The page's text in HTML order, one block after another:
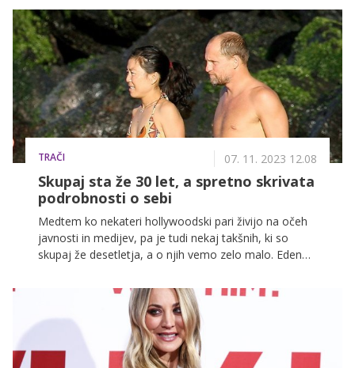
popeljala na Luno. Romantična komedija s Scarlett
Johansson in Channingom Tatumom prinaša na velika
platna čar vesoljske tekme, klasično romantiko in
"vintage" modo šestdesetih let.
TRAČI 07. 11. 2023 12.08
Skupaj sta že 30 let, a spretno skrivata
podrobnosti o sebi
Medtem ko nekateri hollywoodski pari živijo na očeh
javnosti in medijev, pa je tudi nekaj takšnih, ki so
skupaj že desetletja, a o njih vemo zelo malo. Eden
soproga Laura Louie, ki spretno skrivata podrobnosti